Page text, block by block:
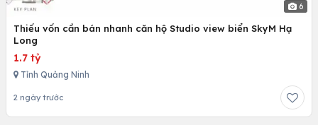
6
Thiếu vốn cần bán nhanh căn hộ Studio view biển SkyM Hạ
Long
1.7 tỷ
Tỉnh Quảng Ninh
2 ngày trước